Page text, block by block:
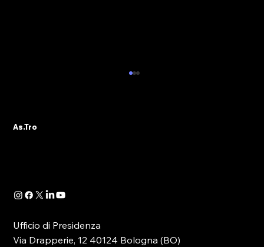
a firma del Presidente Astro, Massimiliano
As.Tro
Ufficio di Presidenza
Via Drapperie, 12 40124 Bologna (BO)